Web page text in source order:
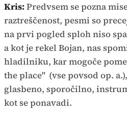
Kris:Predvsem se pozna
raztreščenost, pesmi so
na prvi pogled sploh niso
a kot je rekel Bojan, nas
hladilniku, kar mogoče
the place" (vse povsod op.
glasbeno, sporočilno,
kot se ponavadi.